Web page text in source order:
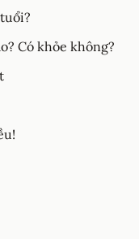
Có khỏe không?